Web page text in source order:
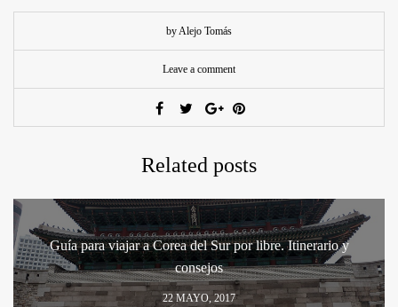
by Alejo Tomás
Leave a comment
Related posts
Guía para viajar a Corea del Sur por libre. Itinerario y
consejos
22 MAYO, 2017